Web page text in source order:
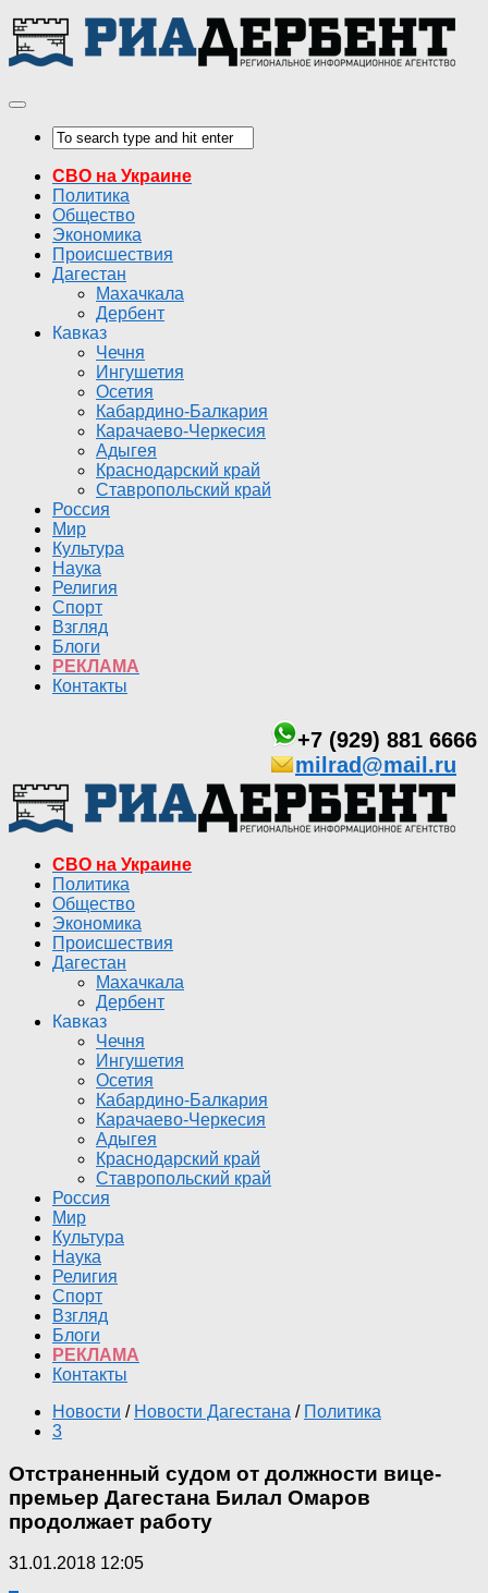
СВО на Украине
Политика
Общество
Экономика
Происшествия
Дагестан
Махачкала
Дербент
Кавказ
Чечня
Ингушетия
Осетия
Кабардино-Балкария
Карачаево-Черкесия
Адыгея
Краснодарский край
Ставропольский край
Россия
Мир
Культура
Наука
Религия
Спорт
Взгляд
Блоги
РЕКЛАМА
Контакты
+7 (929) 881 6666
milrad@mail.ru
СВО на Украине
Политика
Общество
Экономика
Происшествия
Дагестан
Махачкала
Дербент
Кавказ
Чечня
Ингушетия
Осетия
Кабардино-Балкария
Карачаево-Черкесия
Адыгея
Краснодарский край
Ставропольский край
Россия
Мир
Культура
Наука
Религия
Спорт
Взгляд
Блоги
РЕКЛАМА
Контакты
Новости / Новости Дагестана / Политика
3
Отстраненный судом от должности вице-
премьер Дагестана Билал Омаров
продолжает работу
31.01.2018 12:05